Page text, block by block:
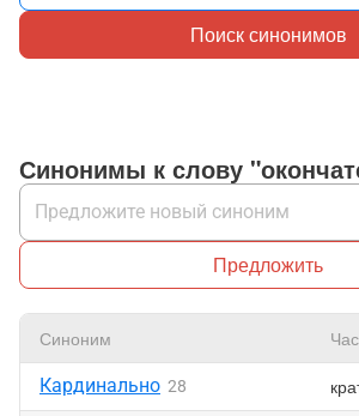
Поиск синонимов
Синонимы к слову
Предложить
Синоним
Кардинально 28